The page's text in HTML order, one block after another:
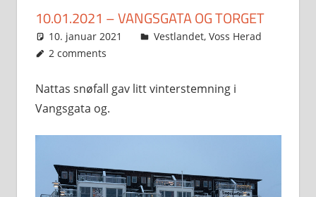
10.01.2021 – VANGSGATA OG TORGET
10. januar 2021 Svein
Vestlandet, Voss Herad
2 comments
Nattas snøfall gav litt vinterstemning i
Vangsgata og.